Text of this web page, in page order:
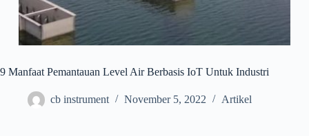
9 Manfaat Pemantauan Level Air Berbasis IoT Untuk Industri
cb instrument November 5, 2022 Artikel